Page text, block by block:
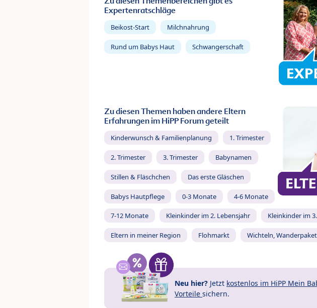
Expertenratschläge
Beikost-Start Milchnahrung
Rund um Babys Haut Schwangerschaft
Zu diesen Themen haben andere Eltern
Erfahrungen im HiPP Forum geteilt
Kinderwunsch & Familienplanung 1. Trimester
2. Trimester 3. Trimester Babynamen
Stillen & Fläschchen Das erste Gläschen
Babys Hautpflege 0-3 Monate 4-6 Monate
7-12 Monate Kleinkinder im 2. Lebensjahr Kleinkinder im
Eltern in meiner Region Flohmarkt Wichteln,
Neu hier? Jetzt kostenlos im HiPP Mein
Vorteile sichern.